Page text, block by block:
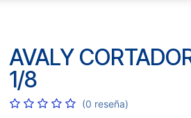
AVALY
1/8
(0 reseña)